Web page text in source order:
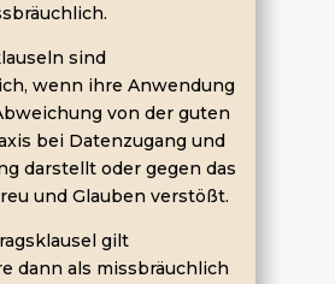
sind
wenn ihre Anwendung
von der guten
bei Datenzugang und
darstellt oder gegen das
und Glauben verstößt.
gilt
dann als missbräuchlich